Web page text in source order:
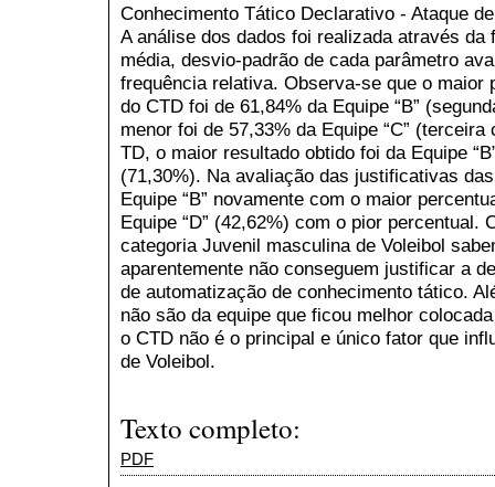
Conhecimento Tático Declarativo - Ataque
A análise dos dados foi realizada através
média, desvio-padrão de cada parâmetro
frequência relativa. Observa-se que o maior
do CTD foi de 61,84% da Equipe “B”
menor foi de 57,33% da Equipe “C”
TD, o maior resultado obtido foi da Equipe
(71,30%). Na avaliação das justificativas
Equipe “B” novamente com o maior
Equipe “D” (42,62%) com o pior percentual.
categoria Juvenil masculina de Voleibol
aparentemente não conseguem justificar a
de automatização de conhecimento tático.
não são da equipe que ficou melhor
o CTD não é o principal e único fator que
de Voleibol.
Texto completo:
PDF